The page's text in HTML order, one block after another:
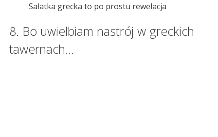
Sałatka grecka to po prostu rewelacja
8. Bo uwielbiam nastrój w greckich
tawernach…